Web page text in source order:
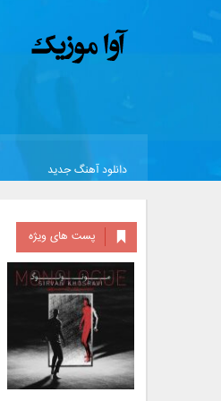
دانلود آهنگ جدید
پست های ویژه